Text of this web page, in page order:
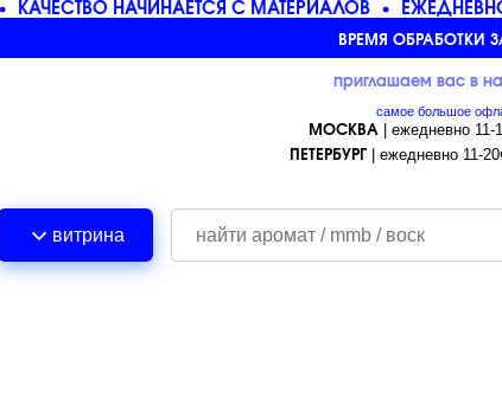
КАЧЕСТВО НАЧИНАЕТСЯ С МАТЕРИАЛОВ ЕЖЕДНЕВНО
ВРЕМЯ ОБРАБОТКИ
приглашаем вас в
самое большое
МОСКВА| ежедневно 11-
ПЕТЕРБУРГ | ежедневно 11-
витрина